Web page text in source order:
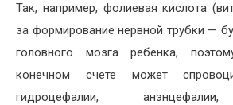
Так, например, фолиевая кислота
за формирование нервной трубки —
головного мозга ребенка,
конечном счете может
гидроцефалии,